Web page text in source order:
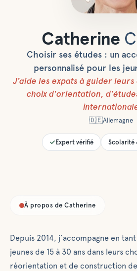
Catherine
Choisir ses études : un
personnalisé pour les
J’aide les expats à guider leurs
choix d'orientation,
🇩🇪Allemagne
Expert vérifié Scolarité
À propos deCatherine
Depuis 2014, j’accompagne en
jeunes de 15 à 30 ans dans leurs
réorientation et de construction